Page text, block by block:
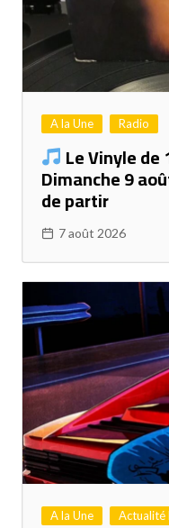
A la Une Radio
Le Vinyle de
Dimanche 9
de partir
7 août 2026
A la Une Actualité